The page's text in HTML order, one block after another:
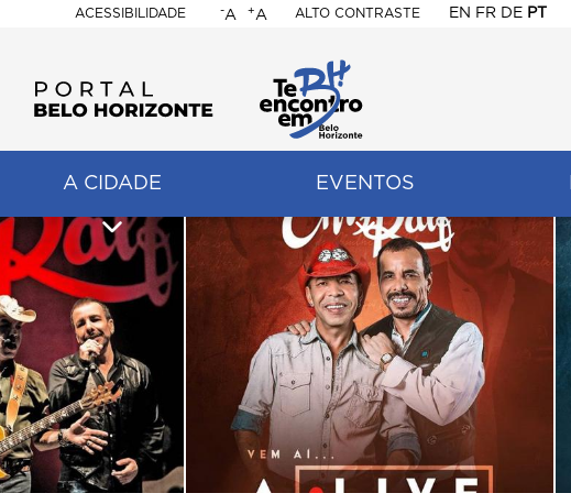
ACESSIBILIDADE
BELO
HORIZONTE
-A +A ALTO CONTRASTE EN FR DE PT
A CIDADE EVENTOS